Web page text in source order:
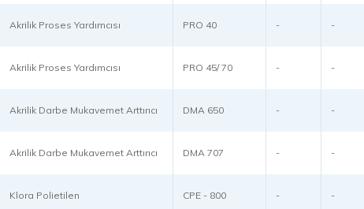
Akrilik Proses Yardımcısı PRO 40 - -
Akrilik Proses Yardımcısı PRO 45/ 70 - -
Akrilik Darbe Mukavemet Arttırıcı DMA 650 - -
Akrilik Darbe Mukavemet Arttırıcı DMA 707 - -
Klora Polietilen CPE - 800 - -